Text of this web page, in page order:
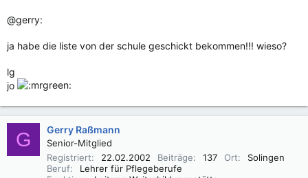
@gerry:
ja habe die liste von der schule geschickt bekommen!!! wieso?
lg
jo
G Gerry Raßmann
Senior-Mitglied
Registriert
22.02.2002 Beiträge 137 Ort
Solingen
Beruf
Lehrer für Pflegeberufe